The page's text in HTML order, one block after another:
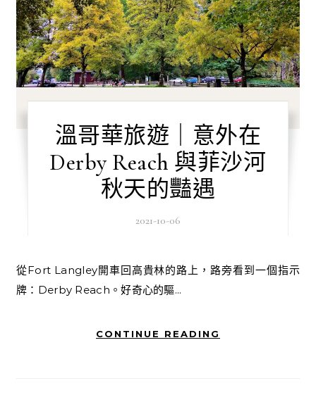
溫哥華旅遊｜意外在
Derby Reach 與菲沙河
秋天的豔遇
2021-10-06
從Fort Langley開車回高貴林的路上，路旁看到一個指示
牌：Derby Reach。好奇心的驅...
CONTINUE READING